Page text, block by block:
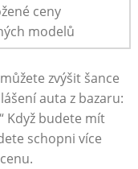
ceny
modelů
zvýšit šance
auta z bazaru:
Když budete mít
schopni více